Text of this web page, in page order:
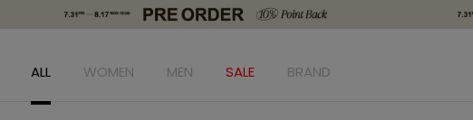
ALL WOMEN MEN SALE BRAND